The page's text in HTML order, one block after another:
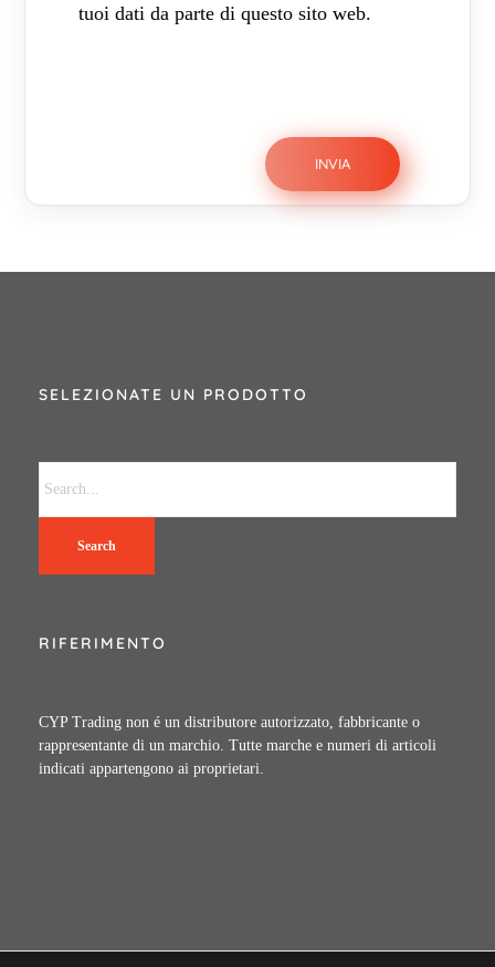
tuoi dati da parte di questo sito web.
SELEZIONATE UN PRODOTTO
Search
RIFERIMENTO
CYP Trading non é un distributore autorizzato, fabbricante o
rappresentante di un marchio. Tutte marche e numeri di articoli
indicati appartengono ai proprietari.